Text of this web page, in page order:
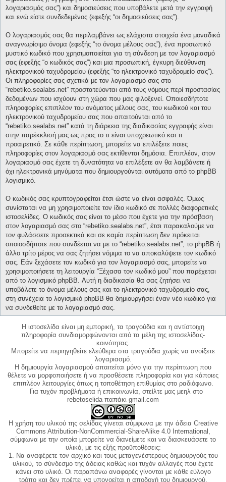
λογαριασμός σας”) και δημοσιεύσεις που υποβάλετε μετά την εγγραφή
και ενώ είστε συνδεδεμένος (εφεξής “οι δημοσιεύσεις σας”).
Ο λογαριασμός σας θα περιλαμβάνει ως ελάχιστα στοιχεία ένα μοναδικά
αναγνωρίσιμο όνομα (εφεξής “το όνομα μέλους σας”), ένα προσωπικό
μυστικό κωδικό που χρησιμοποιείται για τη σύνδεση με τον λογαριασμό
σας (εφεξής “ο κωδικός σας”) και μια προσωπική, έγκυρη διεύθυνση
ηλεκτρονικού ταχυδρομείου (εφεξής “το ηλεκτρονικό ταχυδρομείο σας”).
Οι πληροφορίες σας σχετικά με τον λογαριασμό σας στο
“rebetiko.sealabs.net” προστατεύονται από τους νόμους περί προστασίας
δεδομένων που ισχύουν στη χώρα που μας φιλοξενεί. Οποιεσδήποτε
πληροφορίες επιπλέον του ονόματος μέλους σας, του κωδικού και του
ηλεκτρονικού ταχυδρομείου σας που απαιτούνται από το
“rebetiko.sealabs.net” κατά τη διάρκεια της διαδικασίας εγγραφής είναι
στην παρέκκλισή μας ως προς το τι είναι υποχρεωτικό και τι
προαιρετικό. Σε κάθε περίπτωση, μπορείτε να επιλέξετε ποιες
πληροφορίες στον λογαριασμό σας εκτίθενται δημόσια. Επιπλέον, στον
λογαριασμό σας έχετε τη δυνατότητα να επιλέξετε αν θα λαμβάνετε ή
όχι ηλεκτρονικά μηνύματα που δημιουργούνται αυτόματα από το phpBB
λογισμικό.
Ο κωδικός σας κρυπτογραφείται έτσι ώστε να είναι ασφαλές. Όμως
συνίσταται να μη χρησιμοποιείτε τον ίδιο κωδικό σε πολλές διαφορετικές
ιστοσελίδες. Ο κωδικός σας είναι το μέσο που έχετε για την πρόσβαση
στον λογαριασμό σας στο “rebetiko.sealabs.net”, έτσι παρακαλούμε να
τον φυλάσσετε προσεκτικά και σε καμία περίπτωση δεν πρόκειται
οποιοσδήποτε που συνδέεται να με το “rebetiko.sealabs.net”, το phpBB ή
άλλο τρίτο μέρος να σας ζητήσει νόμιμα το να αποκαλύψετε τον κωδικό
σας. Εάν ξεχάσετε τον κωδικό για τον λογαριασμό σας, μπορείτε να
χρησιμοποιήσετε τη λειτουργία “Ξέχασα τον κωδικό μου” που παρέχεται
από το λογισμικό phpBB. Αυτή η διαδικασία θα σας ζητήσει να
υποβάλετε το όνομα μέλους σας και το ηλεκτρονικό ταχυδρομείο σας,
στη συνέχεια το λογισμικό phpBB θα δημιουργήσει έναν νέο κωδικό για
να συνδεθείτε με το λογαριασμό σας.
Η ιστοσελίδα είναι μη εμπορική, τα τραγούδια και η αντίστοιχη
πληροφορία συνδιαμορφώνονται από τα μέλη της ιστοσελίδας-
κοινότητας.
Μπορείτε να περιηγηθείτε ελεύθερα στα τραγούδια χωρίς να ανοίξετε
λογαριασμό.
Η δημιουργία λογαριασμού απαιτείται μόνο για την περίπτωση που
θέλετε να μορφοποιήσετε ή να προσθέσετε πληροφορία και για κάποιες
επιπλέον λειτουργίες όπως η τοποθέτηση επιθυμίας στο ραδιόφωνο.
Για τυχόν προβλήματα ή επικοινωνία, στείλτε μας μεηλ στο
rebetoselida παπάκι gmail.com
Η χρήση του υλικού της σελίδας γίνεται σύμφωνα με την άδεια Creative
Commons Attribution-NonCommercial-ShareAlike 4.0 International,
σύμφωνα με την οποία μπορείτε να διανείμετε και να διασκευάσετε το
υλικό, με τις εξής προϋποθέσεις:
1. Να αναφέρετε τον αρχικό και τους μεταγενέστερους δημιουργούς του
υλικού, το σύνδεσμο της άδειας καθώς και τυχόν αλλαγές που έχετε
κάνει στο υλικό. Οι παραπάνω αναφορές γίνονται με κάθε εύλογο
τρόπο και δεν πρέπει να υπονοείται η αποδοχή του δημιουργού.